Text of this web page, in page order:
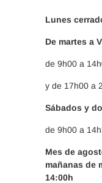
Lunes
De martes a
de 9h00 a
y de 17h00 a
Sábados y
de 9h00 a
Mes de
mañanas de
14:00h